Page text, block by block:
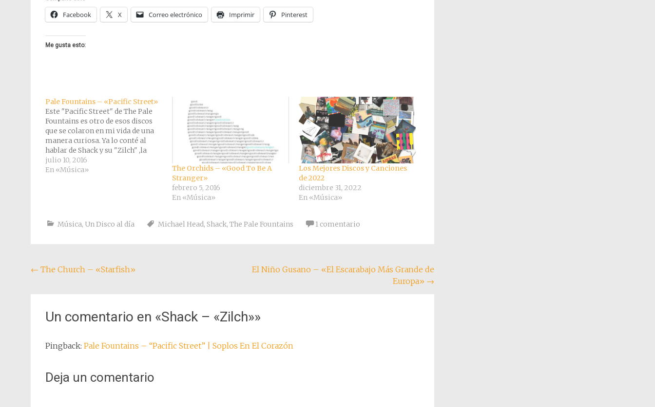
Facebook X Correo electrónico Imprimir Pinterest
Me gusta esto:
Pale Fountains – «Pacific Street»
Este "Pacific Street" de The Pale
Fountains es otro de esos discos
que se colaron en mi vida de una
manera curiosa. Ya lo conté al
hablar de Shack y su "Zilch" ,la
primera vez que ví este disco fue
en el armario de la habitación de
julio 10, 2016
En «Música»
The Orchids – «Good To Be A
Stranger»
febrero 5, 2016
En «Música»
Los Mejores Discos y Canciones
de 2022
diciembre 31, 2022
En «Música»
Música, Un Disco al día Michael Head, Shack, The Pale Fountains 1 comentario
Navegación
← The Church – «Starfish»
El Niño Gusano – «El Escarabajo Más Grande de
Europa» →
Un comentario en «Shack – «Zilch»»
Pingback: Pale Fountains – “Pacific Street” | Soplos En El Corazón
Deja un comentario